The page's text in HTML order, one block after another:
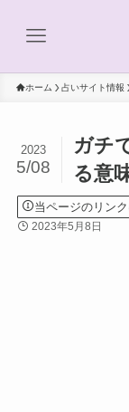
ホーム 占いサイト情報
ガチ
る意
2023
5/08
当ページのリン
2023年5月8日